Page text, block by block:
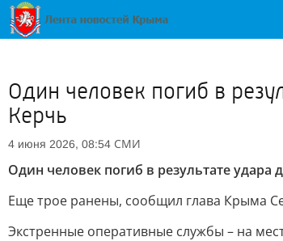
Один человек погиб в
Керчь
4 июня 2026, 08:54 СМИ
Один человек погиб в результате
Еще трое ранены, сообщил глава Крыма
Экстренные оперативные службы – на